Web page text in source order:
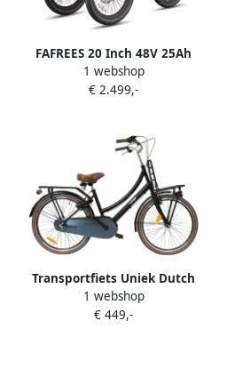
FAFREES 20 Inch 48V 25Ah
Accu Famille elektrische
longtail transportfiets Dik
180kg 100km Bereik -Grote
groente den aan de voor-
en achterkant Koppelsensor
Elektrische Driewieler
Groen
1 webshop
€ 2.499,-
Transportfiets Uniek Dutch
Cargo 24'' 3N Mat Zwart
1 webshop
€ 449,-